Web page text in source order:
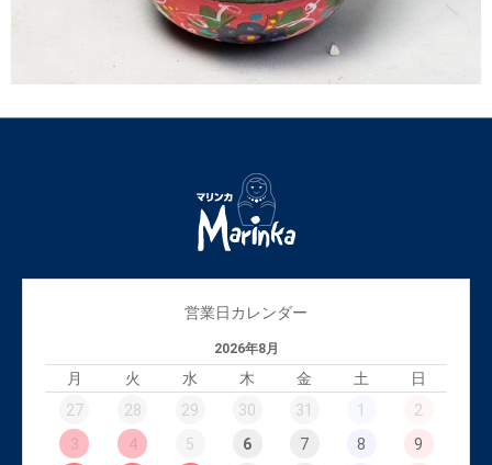
営業日カレンダー
2026年8月
月 火 水 木 金 土
日
27
28 29 30 31 1
2
3
4 5 6 7 8
9